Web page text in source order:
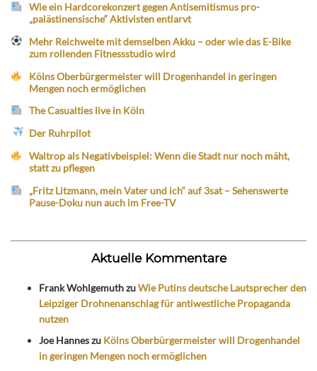
Wie ein Hardcorekonzert gegen Antisemitismus pro-
„palästinensische“ Aktivisten entlarvt
Mehr Reichweite mit demselben Akku – oder wie das E-Bike
zum rollenden Fitnessstudio wird
Kölns Oberbürgermeister will Drogenhandel in geringen
Mengen noch ermöglichen
The Casualties live in Köln
Der Ruhrpilot
Waltrop als Negativbeispiel: Wenn die Stadt nur noch mäht,
statt zu pflegen
„Fritz Litzmann, mein Vater und ich“ auf 3sat – Sehenswerte
Pause-Doku nun auch im Free-TV
Aktuelle Kommentare
Frank WohlgemuthzuWie Putins deutsche Lautsprecher den
Leipziger Drohnenanschlag für antiwestliche Propaganda
nutzen
Joe Hanneszu Kölns Oberbürgermeister will Drogenhandel
in geringen Mengen noch ermöglichen